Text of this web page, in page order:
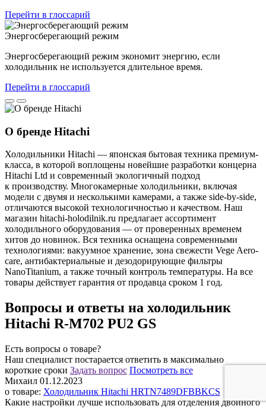
Перейти в глоссарий
Энергосберегающий режим
Энергосберегающий режим экономит энергию, если
холодильник не используется длительное время.
Перейти в глоссарий
О бренде Hitachi
Холодильники Hitachi — японская бытовая техника премиум-
класса, в которой воплощены новейшие разработки концерна
Hitachi Ltd и современный экологичный подход
к производству. Многокамерные холодильники, включая
модели с двумя и несколькими камерами, а также side-by-side,
отличаются высокой технологичностью и качеством. Наш
магазин hitachi-holodilnik.ru предлагает ассортимент
холодильного оборудования — от проверенных временем
хитов до новинок. Вся техника оснащена современными
технологиями: вакуумное хранение, зона свежести Vege Aero-
care, антибактериальные и дезодорирующие фильтры
NanoTitanium, а также точный контроль температуры. На все
товары действует гарантия от продавца сроком 1 год.
Вопросы и ответы на холодильник
Hitachi R-M702 PU2 GS
Есть вопросы о товаре?
Наш специалист постарается ответить в максимально
короткие сроки Задать вопрос Поcмотреть все
Михаил 01.12.2023
о товаре: Холодильник Hitachi HRTN7489DFBBKCS
Какие настройки лучше использовать для отделения двойного